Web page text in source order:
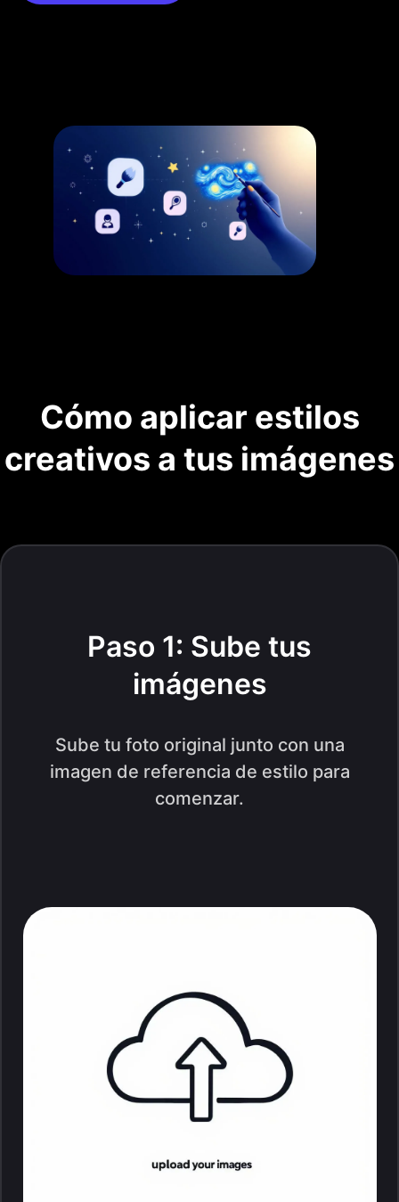
Cómo aplicar estilos
creativos a tus imágenes
Paso 1: Sube tus
imágenes
Sube tu foto original junto con una
imagen de referencia de estilo para
comenzar.